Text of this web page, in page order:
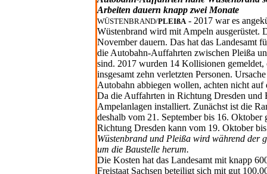
Arbeiten dauern knapp zwei Monate
WÜSTENBRAND/PLEIßA - 2017 war es
Wüstenbrand wird mit Ampeln aus­gerüstet.
November dauern. Das hat das Lan­desamt
die Autobahn-Auffahrten zwi­schen Pleißa
sind. 2017 wurden 14 Kollisionen gemeldet,
insgesamt zehn verletzten Personen.
Auto­bahn abbiegen wollen, achten nicht
Da die Auffahrten in Richtung Dresden und
Ampelanlagen installiert. Zunächst ist die
deshalb vom 21. September bis 16.
Richtung Dresden kann vom 19. Oktober
Wüstenbrand und Pleißa wird während der
um die Baustelle herum.
Die Kosten hat das Landesamt mit knapp
Freistaat Sachsen beteiligt sich mit gut